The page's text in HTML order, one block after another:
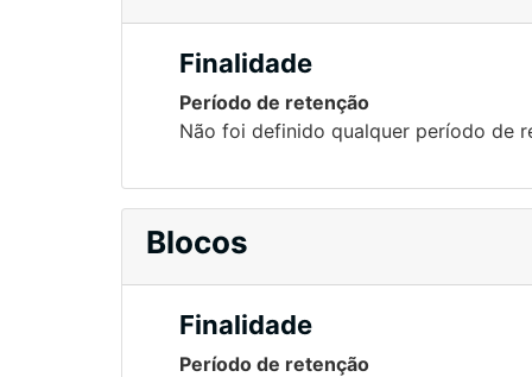
Finalidade
Período de retenção
Não foi definido qualquer período de
Blocos
Finalidade
Período de retenção